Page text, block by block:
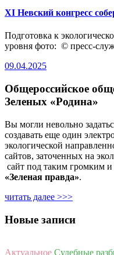
ХI Невский конгресс
Подготовка к
уровня фото: © пресс-
09.04.2025
Общероссийское
Зеленых «Родина»
Вы могли невольно
создавать еще один
экологической
сайтов, заточенных на
сайт под таким громким
«Зеленая правда».
читать далее >>>
Новые записи
Актуальное Судебные